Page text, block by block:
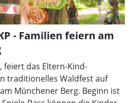
- Familien feiern am
feiert das Eltern-Kind-
traditionelles Waldfest auf
Münchener Berg. Beginn ist